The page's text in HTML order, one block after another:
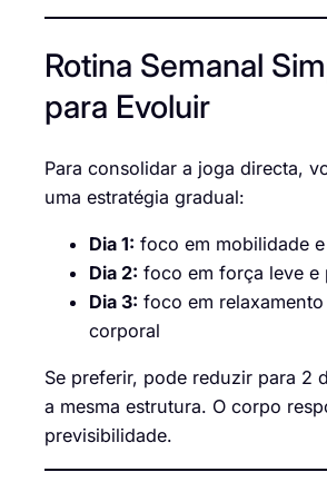
Rotina Semanal
para Evoluir
Para consolidar a joga directa,
uma estratégia gradual:
Dia 1: foco em mobilidade
Dia 2: foco em força leve e
Dia 3: foco em
corporal
Se preferir, pode reduzir para 2
a mesma estrutura. O corpo
previsibilidade.